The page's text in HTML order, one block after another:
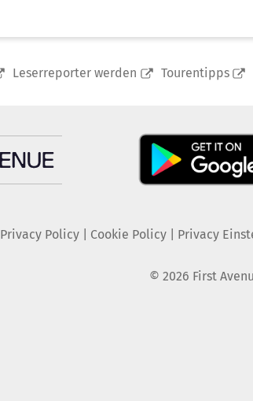
Leserreporter werden Tourentipps
Privacy Policy| Cookie Policy| Privacy
© 2026 First